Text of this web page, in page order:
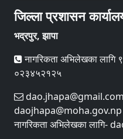
जिल्ला प्रशासन
भद्रपुर, झापा
नागरिकता अभिलेखका लागि
०२३४५२१२५
dao.jhapa@gmail.com
daojhapa@moha.gov.np
नागरिकता अभिलेखका लागि-